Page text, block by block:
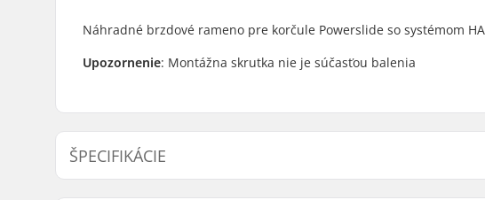
Náhradné brzdové rameno pre korčule Powerslide so systémom
Upozornenie: Montážna skrutka nie je súčasťou balenia
ŠPECIFIKÁCIE